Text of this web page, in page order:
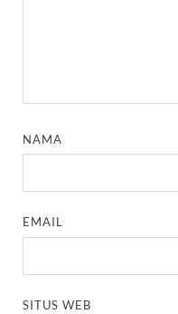
NAMA
EMAIL
SITUS WEB